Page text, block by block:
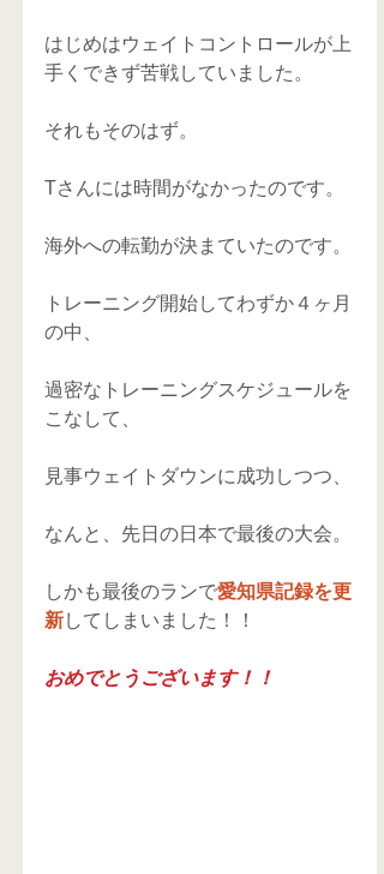
はじめはウェイトコントロールが上
手くできず苦戦していました。
それもそのはず。
Tさんには時間がなかったのです。
海外への転勤が決まていたのです。
トレーニング開始してわずか４ヶ月
の中、
過密なトレーニングスケジュールを
こなして、
見事ウェイトダウンに成功しつつ、
なんと、先日の日本で最後の大会。
しかも最後のランで愛知県記録を更
新してしまいました！！
おめでとうございます！！